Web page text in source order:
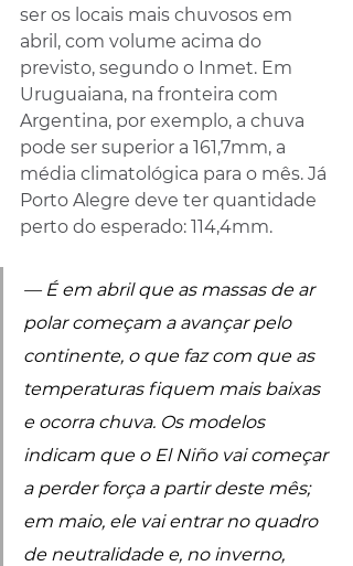
ser os locais mais chuvosos em
abril, com volume acima do
previsto, segundo o Inmet. Em
Uruguaiana, na fronteira com
Argentina, por exemplo, a chuva
pode ser superior a 161,7mm, a
média climatológica para o mês. Já
Porto Alegre deve ter quantidade
perto do esperado: 114,4mm.
— É em abril que as massas de ar
polar começam a avançar pelo
continente, o que faz com que as
temperaturas fiquem mais baixas
e ocorra chuva. Os modelos
indicam que o El Niño vai começar
a perder força a partir deste mês;
em maio, ele vai entrar no quadro
de neutralidade e, no inverno,